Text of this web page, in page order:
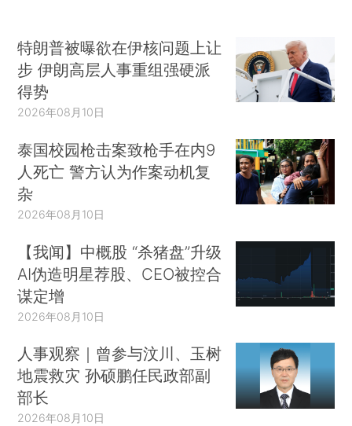
特朗普被曝欲在伊核问题上让
步 伊朗高层人事重组强硬派
得势
2026年08月10日
泰国校园枪击案致枪手在内9
人死亡 警方认为作案动机复
杂
2026年08月10日
【我闻】中概股 “杀猪盘”升级
AI伪造明星荐股、CEO被控合
谋定增
2026年08月10日
人事观察｜曾参与汶川、玉树
地震救灾 孙硕鹏任民政部副
部长
2026年08月10日